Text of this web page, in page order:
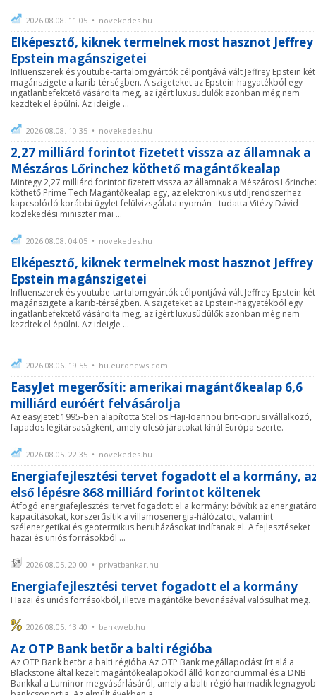
2026.08.08. 11:05 • novekedes.hu
Elképesztő, kiknek termelnek most hasznot Jeffrey
Epstein magánszigetei
Influenszerek és youtube-tartalomgyártók célpontjává vált Jeffrey Epstein két
magánszigete a karib-térségben. A szigeteket az Epstein-hagyatékból egy
ingatlanbefektető vásárolta meg, az ígért luxusüdülők azonban még nem
kezdtek el épülni. Az ideigle ...
2026.08.08. 10:35 • novekedes.hu
2,27 milliárd forintot fizetett vissza az államnak a
Mészáros Lőrinchez köthető magántőkealap
Mintegy 2,27 milliárd forintot fizetett vissza az államnak a Mészáros
köthető Prime Tech Magántőkealap egy, az elektronikus útdíjrendszerhez
kapcsolódó korábbi ügylet felülvizsgálata nyomán - tudatta Vitézy Dávid
közlekedési miniszter mai ...
2026.08.08. 04:05 • novekedes.hu
Elképesztő, kiknek termelnek most hasznot Jeffrey
Epstein magánszigetei
Influenszerek és youtube-tartalomgyártók célpontjává vált Jeffrey Epstein két
magánszigete a karib-térségben. A szigeteket az Epstein-hagyatékból egy
ingatlanbefektető vásárolta meg, az ígért luxusüdülők azonban még nem
kezdtek el épülni. Az ideigle ...
2026.08.06. 19:55 • hu.euronews.com
EasyJet megerősíti: amerikai magántőkealap 6,6
milliárd euróért felvásárolja
Az easyJetet 1995-ben alapította Stelios Haji-Ioannou brit-ciprusi vállalkozó,
fapados légitársaságként, amely olcsó járatokat kínál Európa-szerte.
2026.08.05. 22:35 • novekedes.hu
Energiafejlesztési tervet fogadott el a kormány,
első lépésre 868 milliárd forintot költenek
Átfogó energiafejlesztési tervet fogadott el a kormány: bővítik az
kapacitásokat, korszerűsítik a villamosenergia-hálózatot, valamint
szélenergetikai és geotermikus beruházásokat indítanak el. A fejlesztéseket
hazai és uniós forrásokból ...
2026.08.05. 20:00 • privatbankar.hu
Energiafejlesztési tervet fogadott el a kormány
Hazai és uniós forrásokból, illetve magántőke bevonásával valósulhat meg.
2026.08.05. 13:40 • bankweb.hu
Az OTP Bank betör a balti régióba
Az OTP Bank betör a balti régióba Az OTP Bank megállapodást írt alá a
Blackstone által kezelt magántőkealapokból álló konzorciummal és a DNB
Bankkal a Luminor megvásárlásáról, amely a balti régió harmadik